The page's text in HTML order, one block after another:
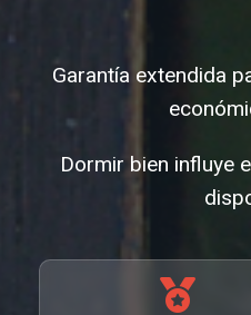
Garantía extendida
Dormir bien influye